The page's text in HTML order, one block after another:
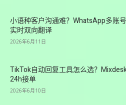
小语种客户沟通难？WhatsApp多账
实时双向翻译
2026年6月11日
TikTok自动回复工具怎么选？
24h接单
2026年6月10日